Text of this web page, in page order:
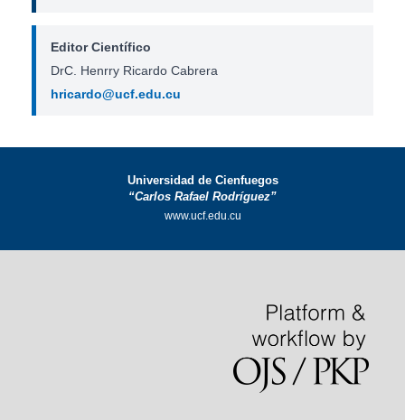
Editor Científico
DrC. Henrry Ricardo Cabrera
hricardo@ucf.edu.cu
Universidad de Cienfuegos
“Carlos Rafael Rodríguez”
www.ucf.edu.cu